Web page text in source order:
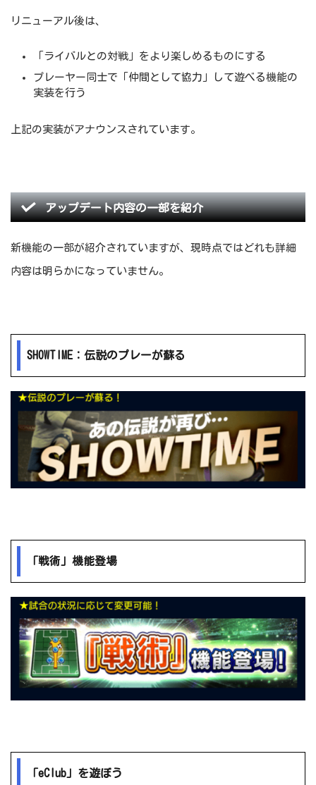
リニューアル後は、
「ライバルとの対戦」をより楽しめるものにする
プレーヤー同士で「仲間として協力」して遊べる機能の
実装を行う
上記の実装がアナウンスされています。
アップデート内容の一部を紹介
新機能の一部が紹介されていますが、現時点ではどれも詳細
内容は明らかになっていません。
SHOWTIME：伝説のプレーが蘇る
「戦術」機能登場
「eClub」を遊ぼう